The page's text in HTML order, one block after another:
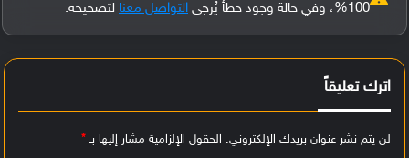
100%، وفي حالة وجود خطأ يُرجى
التواصل معنا لتصحيحه.
اترك تعليقاً
لن يتم نشر عنوان بريدك الإلكتروني. الحقول الإلزامية مشار إليها بـ*